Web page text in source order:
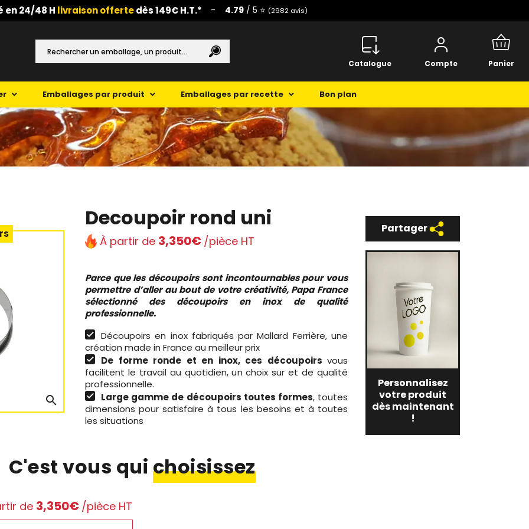
en 24/48 H livraison offertedès 149€ H.T.* - 4.79/ 5 ⭐️ (2982 avis)
Catalogue Compte Panier
Emballages par produit Emballages par recette Bon plan
search
Decoupoir rond uni
À partir de 3,350€ /pièce HT
Parce que les découpoirs sont incontournables pour vous
permettre d’aller au bout de votre créativité, Papa France
sélectionné des découpoirs en inox de qualité
professionnelle.
Découpoirs en inox fabriqués par Mallard Ferrière, une
création made in France au meilleur prix
De forme ronde et en inox, ces découpoirs vous
facilitent le travail au quotidien, un choix sur et de qualité
professionnelle.
Large gamme de découpoirs toutes formes, toutes
dimensions pour satisfaire à tous les besoins et à toutes
les situations
Partager
Personnalisez
votre produit
dès maintenant
!
C'est vous qui choisissez
de 3,350€ /pièce HT